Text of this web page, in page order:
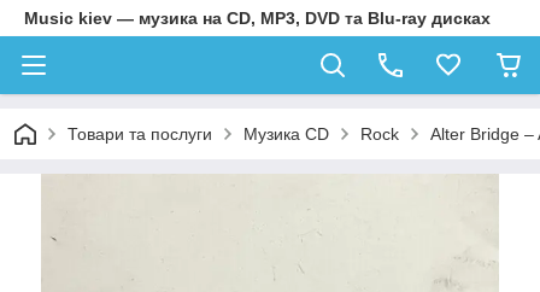
Music kiev — музика на CD, MP3, DVD та Blu-ray дисках
Товари та послуги Музика CD Rock Alter Bridge –